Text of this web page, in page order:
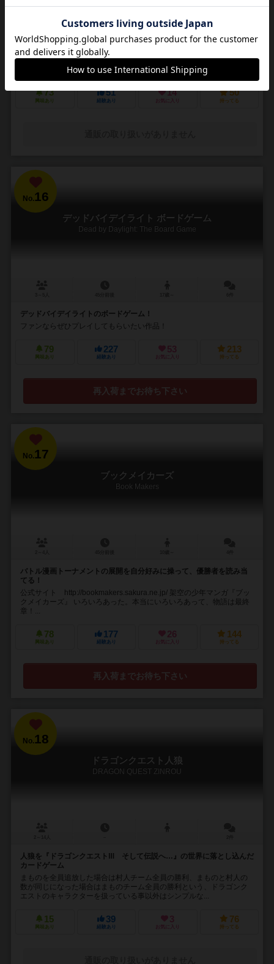
14歳～
悪夢のような街で他の狩人を出し抜いて「血の遺志」を集めろ
ＰＳ４で発売されたフロムソフトウェアのブラッドボーンのカードゲ
ーム化。 かつて栄華を極めた古都ヤーナムでは風土病「獣の病」がは
びこっていた。あなたは「獣の病」の罹患者で...
73
興味あり
51
経験あり
14
お気に入り
50
持ってる
No. 16
デッドバイデイライト ボードゲーム
Dead by Daylight: The Board Game
デッドバイデイライトのボードゲーム！
ファンならぜひプレイしてもらいたい作品！
79
興味あり
227
経験あり
53
お気に入り
213
持ってる
再入荷までお待ち下さい
No.17
ブックメイカーズ
Book Makers
バトル漫画トーナメントの展開を自分好みに操って、優勝者を読み当
てる！
公式サイト http://bookmakers.sakura.ne.jp/ 架空の少年マンガ『ブッ
クメイカーズ』 いろいろあった。本当にいろいろあって、物語は最終
章！...
78
興味あり
177
経験あり
26
お気に入り
144
持ってる
再入荷までお待ち下さい
No.18
ドラゴンクエスト人狼
DRAGON QUEST ZINROU
人狼を『ドラゴンクエストⅢ そして伝説へ…』の世界に落とし込んだ
カードゲーム
まものを全員追放した場合は村人チーム全員の勝利、まものと村人の
数が同じになった場合はまものチーム全員の勝利という、ドラゴンク
エストのキャラクターを扱っている事以外はシンプルな...
15
興味あり
39
経験あり
3
お気に入り
76
持ってる